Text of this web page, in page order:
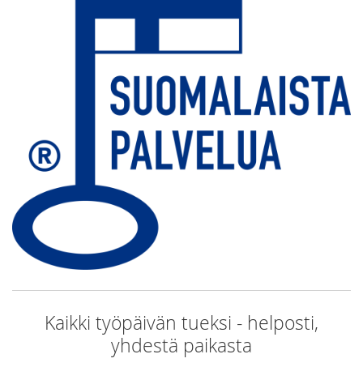
Kaikki työpäivän tueksi - helposti,
yhdestä paikasta